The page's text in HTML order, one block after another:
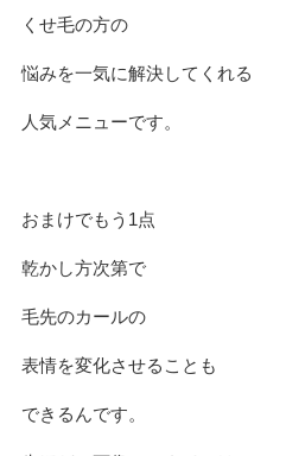
くせ毛の方の
悩みを一気に解決してくれる
人気メニューです。
おまけでもう1点
乾かし方次第で
毛先のカールの
表情を変化させることも
できるんです。